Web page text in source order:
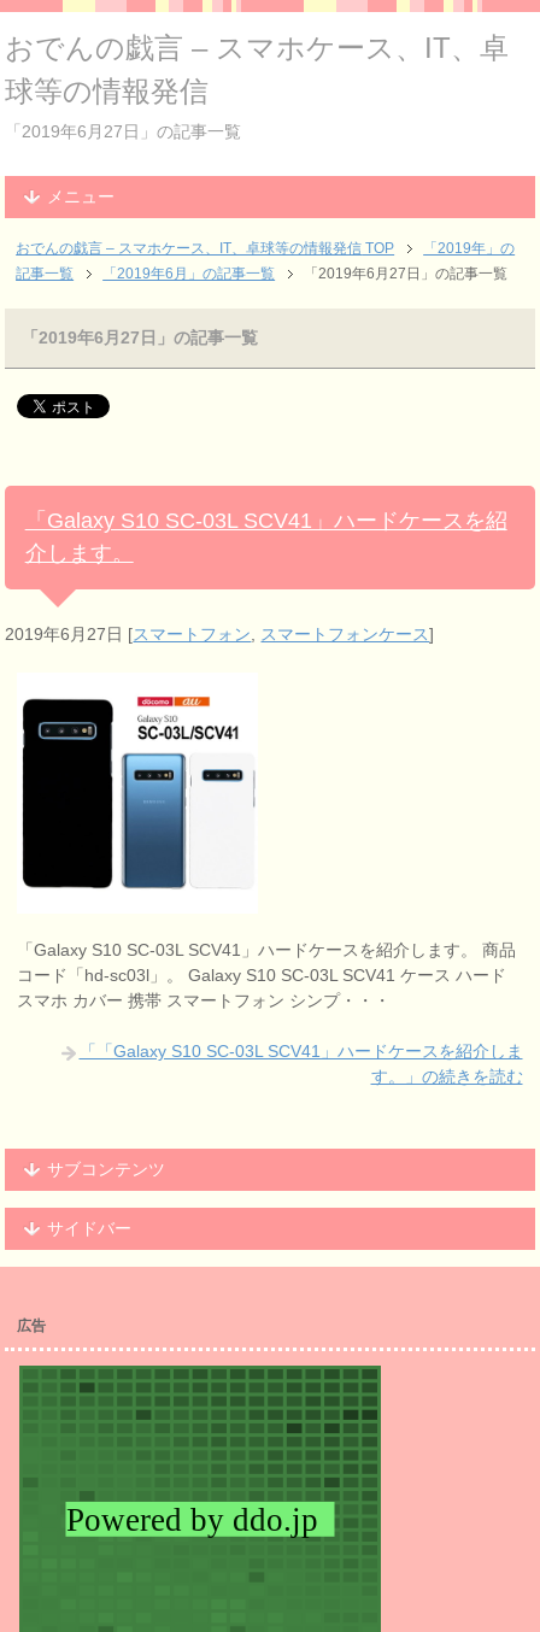
おでんの戯言 – スマホケース、IT、卓
球等の情報発信
「2019年6月27日」の記事一覧
メニュー
おでんの戯言 – スマホケース、IT、卓球等の情報発信 TOP
「2019年」の
記事一覧
「2019年6月」の記事一覧 「2019年6月27日」の記事一覧
「2019年6月27日」の記事一覧
「Galaxy S10 SC-03L SCV41」ハードケースを紹
介します。
2019年6月27日 [スマートフォン, スマートフォンケース]
「Galaxy S10 SC-03L SCV41」ハードケースを紹介します。 商品
コード「hd-sc03l」。 Galaxy S10 SC-03L SCV41 ケース ハード
スマホ カバー 携帯 スマートフォン シンプ・・・
「「Galaxy S10 SC-03L SCV41」ハードケースを紹介しま
す。」の続きを読む
サブコンテンツ
サイドバー
広告